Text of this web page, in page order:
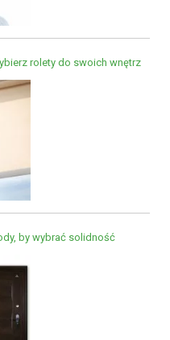
rolety do swoich wnętrz
by wybrać solidność